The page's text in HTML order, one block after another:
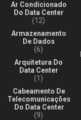
Ar Condicionado
Do Data Center
(12)
Armazenamento
De Dados
(6)
Arquitetura Do
Data Center
(1)
Cabeamento De
Telecomunicações
Do Data Center
(9)